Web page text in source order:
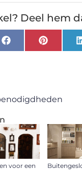
voor een
Deel hem
Facebook